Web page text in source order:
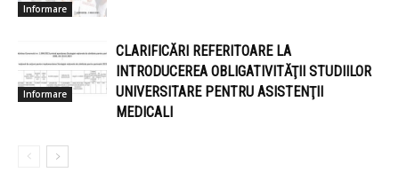
Informare
Informare
CLARIFICĂRI REFERITOARE LA
INTRODUCEREA OBLIGATIVITĂŢII STUDIILOR
UNIVERSITARE PENTRU ASISTENŢII
MEDICALI